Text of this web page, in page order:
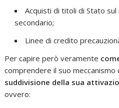
Acquisti di titoli di Stato
secondario;
Linee di credito
Per capire però veramente
comprendere il suo meccanismo
suddivisione della sua
ovvero: